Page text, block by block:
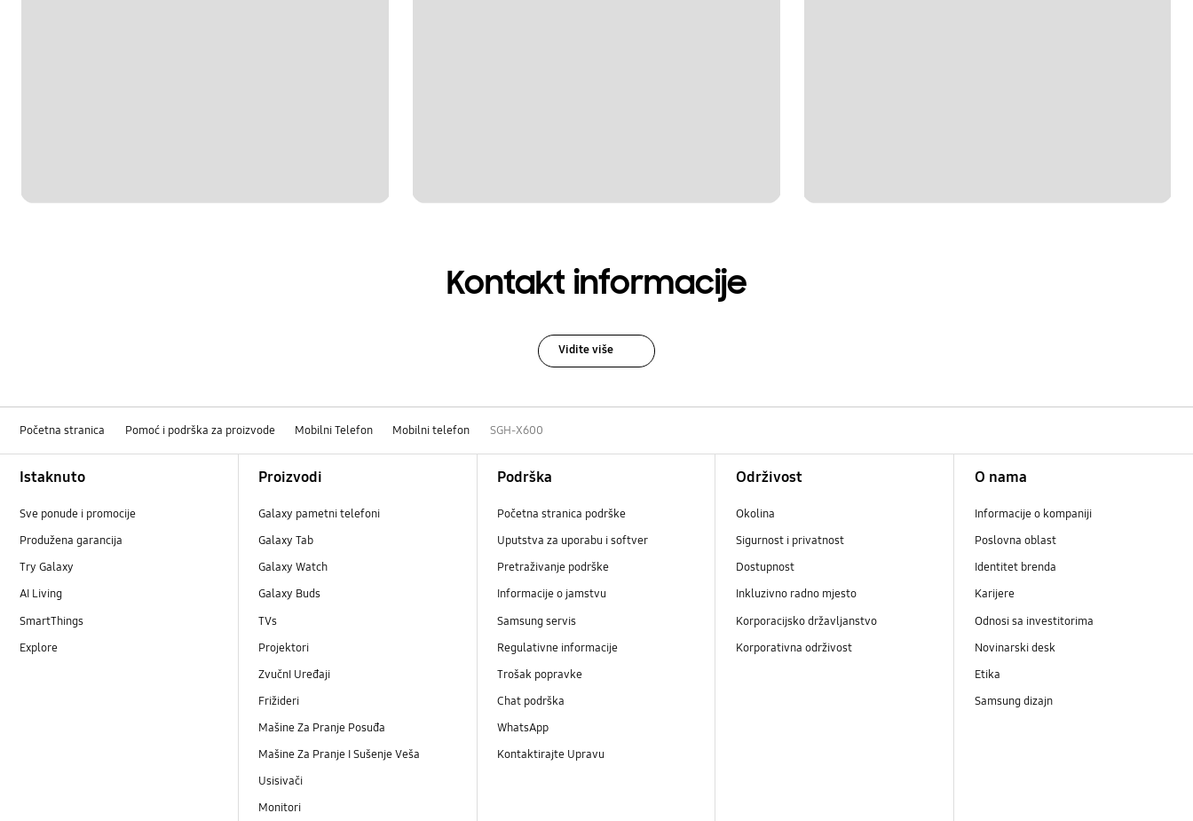
Kontakt informacije
Vidite više
Početna stranica Pomoć i podrška za proizvode Mobilni Telefon Mobilni telefon SGH-X600
Istaknuto
Sve ponude i promocije
Produžena garancija
Try Galaxy
AI Living
SmartThings
Explore
Proizvodi
Galaxy pametni telefoni
Galaxy Tab
Galaxy Watch
Galaxy Buds
TVs
Projektori
ZvučnI Uređaji
Frižideri
Mašine Za Pranje Posuđa
Mašine Za Pranje I Sušenje Veša
Usisivači
Monitori
Podrška
Početna stranica podrške
Uputstva za uporabu i softver
Pretraživanje podrške
Informacije o jamstvu
Samsung servis
Regulativne informacije
Trošak popravke
Chat podrška
WhatsApp
Kontaktirajte Upravu
Održivost
Okolina
Sigurnost i privatnost
Dostupnost
Inkluzivno radno mjesto
Korporacijsko državljanstvo
Korporativna održivost
O nama
Informacije o kompaniji
Poslovna oblast
Identitet brenda
Karijere
Odnosi sa investitorima
Novinarski desk
Etika
Samsung dizajn